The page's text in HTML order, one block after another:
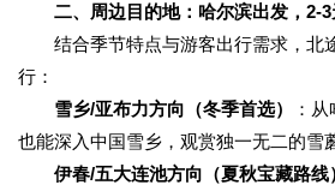
二、周边目的地：哈尔滨出发，2-3
结合季节特点与游客出行需求，北途
行：
雪乡/亚布力方向（冬季首选）
：
也能深入中国雪乡，观赏独一无二的雪
伊春/五大连池方向（夏秋宝藏路线